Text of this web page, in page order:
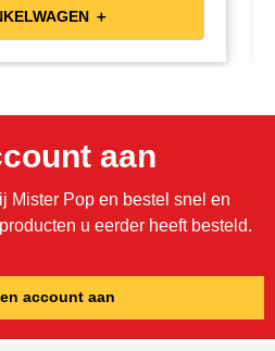
bedrukt voor een
sausbakje
voor
willen combineren.
IN WINKELWAGEN ＋
aan
Mister Pop en bestel snel en
u eerder heeft besteld.
account aan